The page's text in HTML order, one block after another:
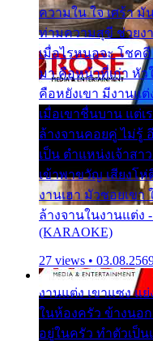
ความใน ใจ เศร้า
ท่ามความสุขี ช่วยง
เมื่อไรหนอจะ โชค
มา คือหน้าที่เก่า หัว
คือหยังเขา มีงานแ
เมื่อเขาชื่นบาน แต่
ล้างจานคอยคู่ ไม่รู้
เป็น ตำแหน่งเจ้าส
เข้าพาขวัญ เสียงโ
งานเฮา มัวซอยเข
ล้างจานในงานแต่ง
(KARAOKE)
27 views •
งานแต่ง เขาแซง แ
ในห้องครัว ข้างนอก
อยู่ในครัว ทำตัวเป็น